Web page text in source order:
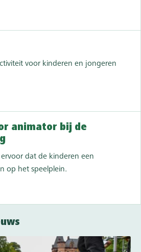
voor kinderen en jongeren
animator bij de
dat de kinderen een
op het speelplein.